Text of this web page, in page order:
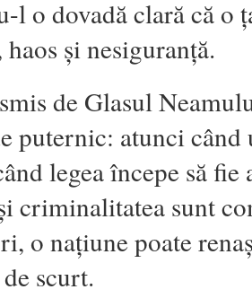
l o dovadă clară că o
și nesiguranță.
de Glasul
puternic: atunci când
legea începe să fie
criminalitatea sunt
o națiune poate
scurt.